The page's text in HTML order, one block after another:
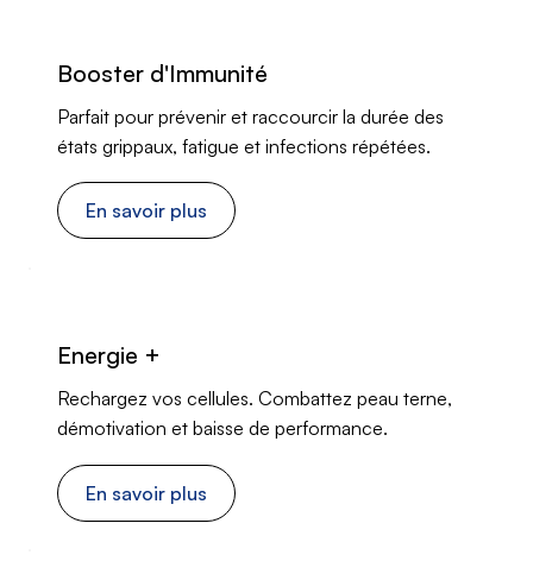
Booster d'Immunité
Parfait pour prévenir et raccourcir la durée des
états grippaux, fatigue et infections répétées.
En savoir plus
Energie +
Rechargez vos cellules. Combattez peau terne,
démotivation et baisse de performance.
En savoir plus